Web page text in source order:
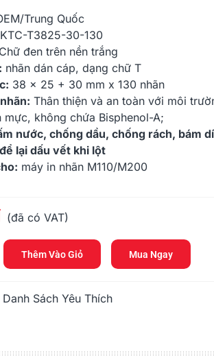
Trung Quốc
KTC-T3825-30-130
Chữ đen trên nền trắng
nhãn dán cáp, dạng chữ T
38 x 25 + 30 mm x 130 nhãn
Thân thiện và an toàn với môi
mực, không chứa Bisphenol-A;
nước, chống dầu, chống rách, bám
lại dấu vết khi lột
máy in nhãn M110/M200
(đã có VAT)
Thêm Vào Giỏ Mua Ngay
Sách Yêu Thích
In HZe-111 (TZe-111,
111), 6mm X 8m,...
đ
In HZe-121 (TZe-121,
121), 9mm X 8m,...
đ
Nhãn In HZe-
TZ2-211),
165.000 đ